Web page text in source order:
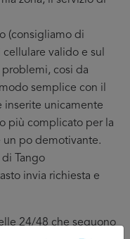
(consigliamo di
valido e sul
cosi da
semplice con il
inserite unicamente
più complicato per la
un po demotivante.
Tango
invia richiesta e
24/48 che seguono